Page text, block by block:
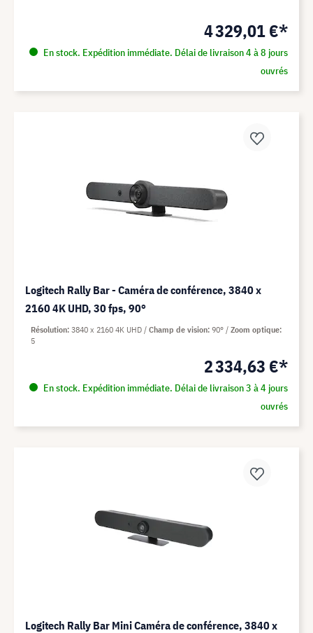
4 329,01 €*
En stock. Expédition immédiate. Délai de livraison 4 à 8 jours
ouvrés
Logitech Rally Bar - Caméra de conférence, 3840 x
2160 4K UHD, 30 fps, 90°
2 334,63 €*
En stock. Expédition immédiate. Délai de livraison 3 à 4 jours
ouvrés
Résolution 3840 x 2160 4K UHD Champ de vision 90°
Zoom optique
5
Logitech Rally Bar Mini Caméra de conférence, 3840 x